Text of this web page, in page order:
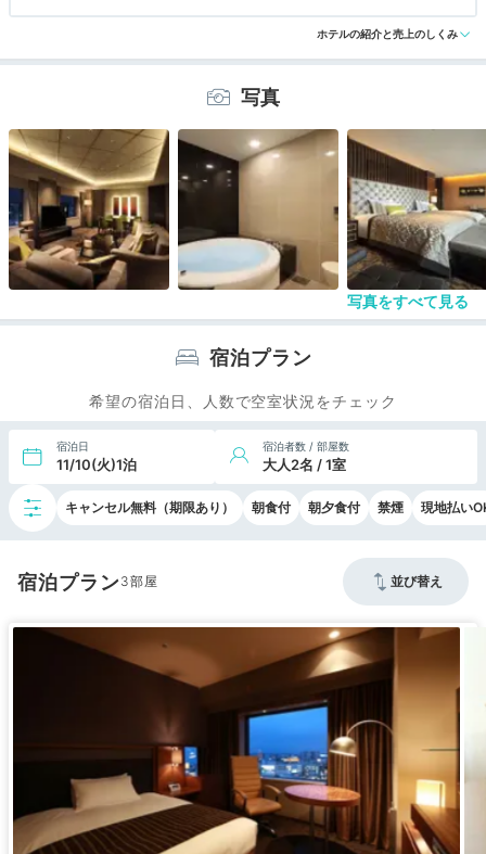
アクセス 3.0 コスパ 3.0 客室 3.0 接客対応 3.0 風呂 3.0
ホテルの紹介と売上のしくみ
写真
写真をすべて見る
宿泊プラン
希望の宿泊日、人数で空室状況をチェック
宿泊日
11/10(火)1泊
宿泊者数 / 部屋数
大人2名 / 1室
キャンセル無料（期限あり） 朝食付 朝夕食付 禁煙 現地払い
宿泊プラン3 並び替え